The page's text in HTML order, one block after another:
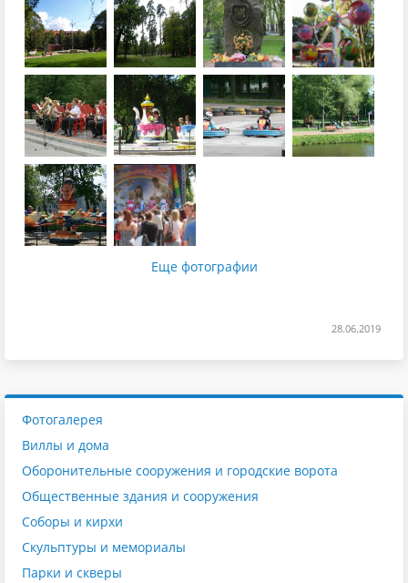
Еще фотографии
28.06.2019
Фотогалерея
Виллы и дома
Оборонительные сооружения и городские ворота
Общественные здания и сооружения
Соборы и кирхи
Скульптуры и мемориалы
Парки и скверы